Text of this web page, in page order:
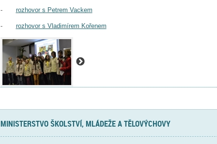
- rozhovor s Petrem Vackem
- rozhovor s Vladimírem Kořenem
MINISTERSTVO ŠKOLSTVÍ, MLÁDEŽE A TĚLOVÝCHOVY